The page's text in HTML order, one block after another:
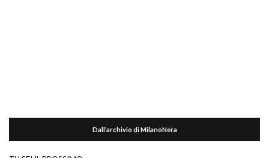
Dall’archivio di MilanoNera